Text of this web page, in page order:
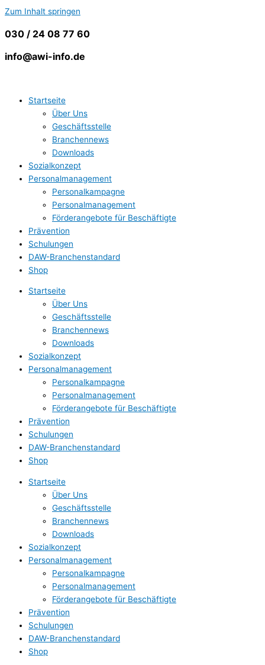
Zum Inhalt springen
030 / 24 08 77 60
info@awi-info.de
Startseite
Über Uns
Geschäftsstelle
Branchennews
Downloads
Sozialkonzept
Personalmanagement
Personalkampagne
Personalmanagement
Förderangebote für Beschäftigte
Prävention
Schulungen
DAW-Branchenstandard
Shop
Startseite
Über Uns
Geschäftsstelle
Branchennews
Downloads
Sozialkonzept
Personalmanagement
Personalkampagne
Personalmanagement
Förderangebote für Beschäftigte
Prävention
Schulungen
DAW-Branchenstandard
Shop
Startseite
Über Uns
Geschäftsstelle
Branchennews
Downloads
Sozialkonzept
Personalmanagement
Personalkampagne
Personalmanagement
Förderangebote für Beschäftigte
Prävention
Schulungen
DAW-Branchenstandard
Shop